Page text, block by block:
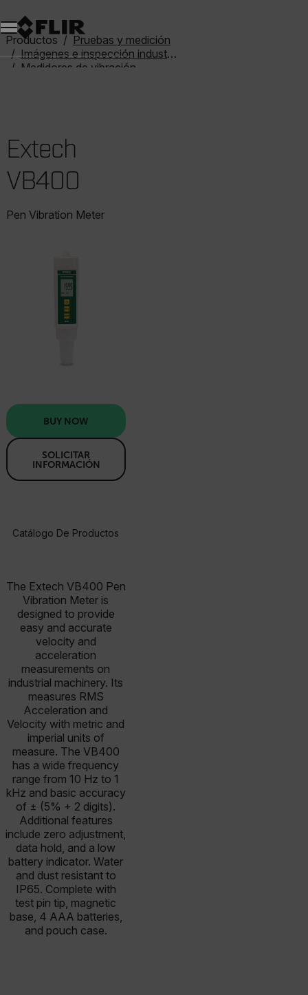
Productos
Pruebas y medición
Imágenes e inspección industriales
Medidores de vibración
Extech
VB400
Pen Vibration Meter
BUY NOW
SOLICITAR
INFORMACIÓN
Catálogo De Productos
The Extech VB400 Pen
Vibration Meter is
designed to provide
easy and accurate
velocity and
acceleration
measurements on
industrial machinery. Its
measures RMS
Acceleration and
Velocity with metric and
imperial units of
measure. The VB400
has a wide frequency
range from 10 Hz to 1
kHz and basic accuracy
of ± (5% + 2 digits).
Additional features
include zero adjustment,
data hold, and a low
battery indicator. Water
and dust resistant to
IP65. Complete with
test pin tip, magnetic
base, 4 AAA batteries,
and pouch case.